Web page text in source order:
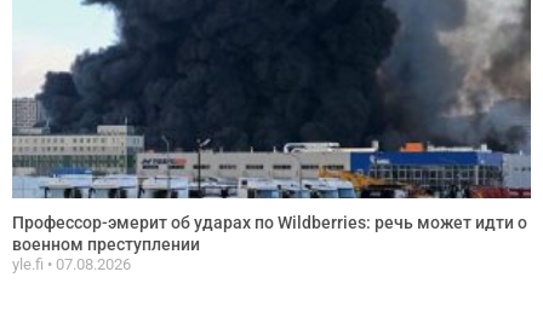
Профессор-эмерит об ударах по Wildberries: речь может идти о
военном преступлении
yle.fi 07.08.2026